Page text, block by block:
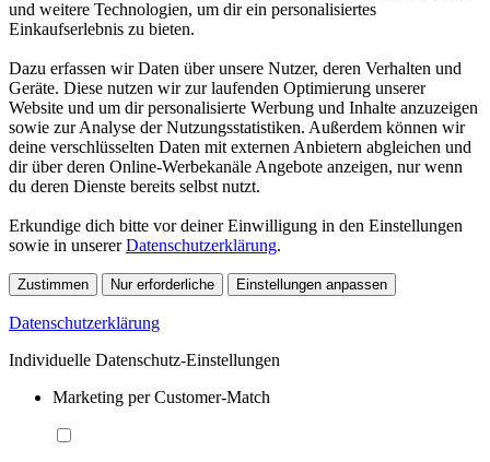
und weitere Technologien, um dir ein personalisiertes
Einkaufserlebnis zu bieten.
Dazu erfassen wir Daten über unsere Nutzer, deren Verhalten und
Geräte. Diese nutzen wir zur laufenden Optimierung unserer
Website und um dir personalisierte Werbung und Inhalte anzuzeigen
sowie zur Analyse der Nutzungsstatistiken. Außerdem können wir
deine verschlüsselten Daten mit externen Anbietern abgleichen und
dir über deren Online-Werbekanäle Angebote anzeigen, nur wenn
du deren Dienste bereits selbst nutzt.
Erkundige dich bitte vor deiner Einwilligung in den Einstellungen
sowie in unsererDatenschutzerklärung.
Zustimmen Nur erforderliche Einstellungen anpassen
Datenschutzerklärung
Individuelle Datenschutz-Einstellungen
Marketing per Customer-Match